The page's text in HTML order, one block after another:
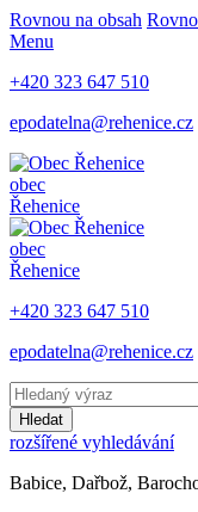
Rovnou na obsah
Menu
+420 323 647 510
epodatelna@rehenice.cz
obec
Řehenice
obec
Řehenice
+420 323 647 510
epodatelna@rehenice.cz
Hledat
rozšířené vyhledávání
Babice, Dařbož,